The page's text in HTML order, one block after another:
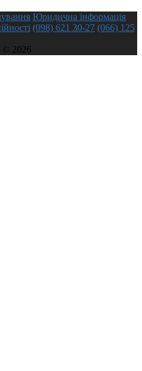
та
на
Юридична інформація
(098) 621 30-27 (066) 125
© 2026